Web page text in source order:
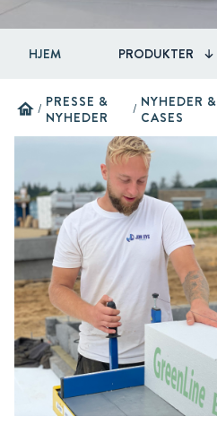
HJEM PRODUKTER
home / PRESSE &
NYHEDER
/ NYHEDER &
CASES